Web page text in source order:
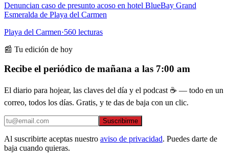
Denuncian caso de presunto acoso en hotel BlueBay Grand
Esmeralda de Playa del Carmen
Playa del Carmen·560 lecturas
📰 Tu edición de hoy
Recibe el periódico de mañana a las 7:00 am
El diario para hojear, las claves del día y el podcast ☕ — todo en un
correo, todos los días. Gratis, y te das de baja con un clic.
Suscribirme
Al suscribirte aceptas nuestro aviso de privacidad. Puedes darte de
baja cuando quieras.